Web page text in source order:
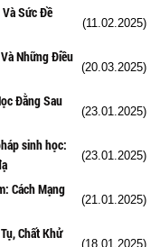
Sức Đề
(11.02.2025)
Những Điều
(20.03.2025)
Đằng Sau
(23.01.2025)
sinh học:
(23.01.2025)
Cách Mạng
(21.01.2025)
Chất Khử
(18.01.2025)